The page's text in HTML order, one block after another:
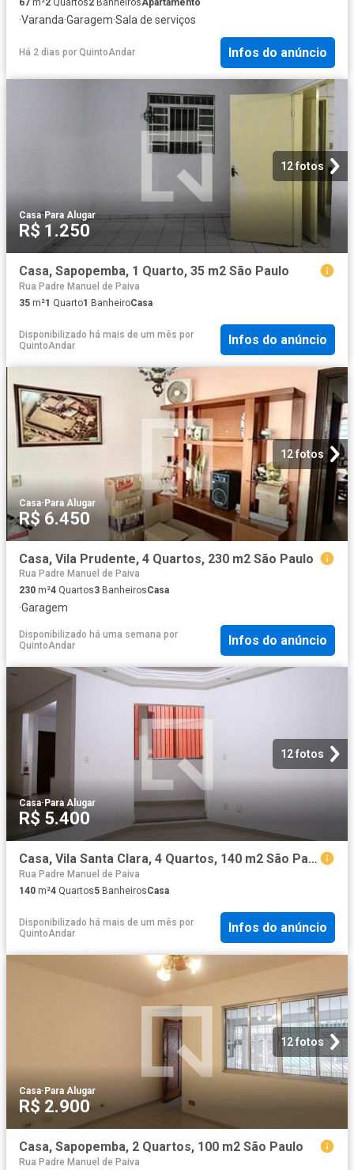
67 m²2 Quartos2 BanheirosApartamento
·Varanda·Garagem·Sala de serviços
Há 2 dias por QuintoAndar Infos do anúncio
12 fotos
Casa·Para Alugar
R$ 1.250
Casa, Sapopemba, 1 Quarto, 35 m2 São Paulo
Rua Padre Manuel de Paiva
35 m²1 Quarto1 BanheiroCasa
Disponibilizado há mais de um mês por
QuintoAndar
Infos do anúncio
12 fotos
Casa·Para Alugar
R$ 6.450
Casa, Vila Prudente, 4 Quartos, 230 m2 São Paulo
Rua Padre Manuel de Paiva
230 m²4 Quartos3 BanheirosCasa
·Garagem
Disponibilizado há uma semana por
QuintoAndar
Infos do anúncio
12 fotos
Casa·Para Alugar
R$ 5.400
Casa, Vila Santa Clara, 4 Quartos, 140 m2 São Paulo
Rua Padre Manuel de Paiva
140 m²4 Quartos5 BanheirosCasa
Disponibilizado há mais de um mês por
QuintoAndar
Infos do anúncio
12 fotos
Casa·Para Alugar
R$ 2.900
Casa, Sapopemba, 2 Quartos, 100 m2 São Paulo
Rua Padre Manuel de Paiva